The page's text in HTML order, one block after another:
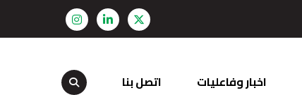
اخبار وفاعليات اتصل بنا